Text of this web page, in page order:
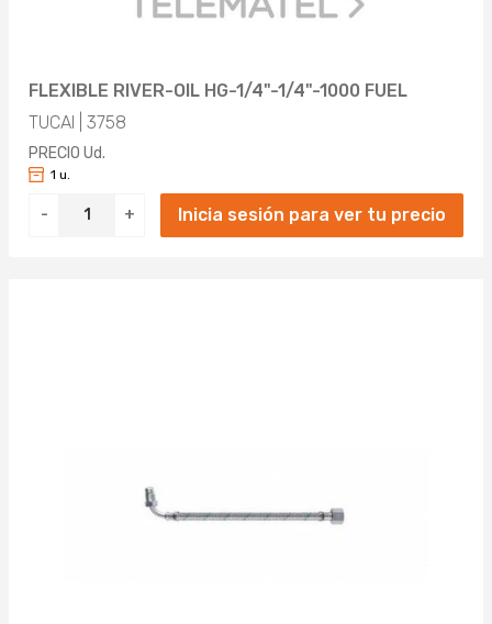
FLEXIBLE RIVER-OIL HG-1/4"-1/4"-1000 FUEL
TUCAI | 3758
PRECIO Ud.
- +
1 u.
Inicia sesión para ver tu precio